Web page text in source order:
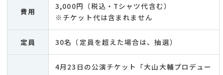
費用
3,000円（税込・Tシャツ代含む）
※チケット代は含まれません
定員 30名（定員を超えた場合は、抽選）
4月23日の公演チケット「大山大輔プロデュー